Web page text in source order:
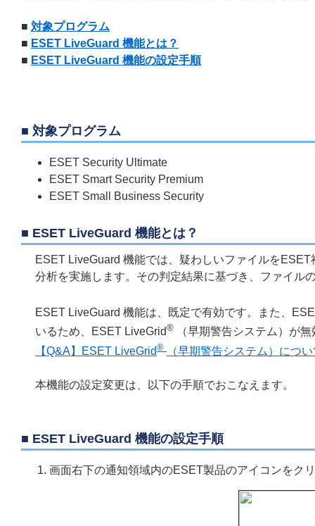
■ 対象プログラム
■ ESET LiveGuard 機能とは？
■ ESET LiveGuard 機能の設定手順
■ 対象プログラム
ESET Security Ultimate
ESET Smart Security Premium
ESET Small Business Security
■ ESET LiveGuard 機能とは？
ESET LiveGuard 機能では、疑わしいファイルを
分析を実施します。その判定結果に基づき、ファイル
ESET LiveGuard 機能は、既定で有効です。また、
いるため、ESET LiveGrid®
（早期警告システム）が
【Q&A】ESET LiveGrid® （早期警告システム）につ
本機能の設定変更は、以下の手順でおこなえます。
■ ESET LiveGuard 機能の設定手順
画面右下の通知領域内のESET製品のアイコンをク